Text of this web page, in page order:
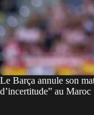
Le Barça annule son
d’incertitude” au Maroc